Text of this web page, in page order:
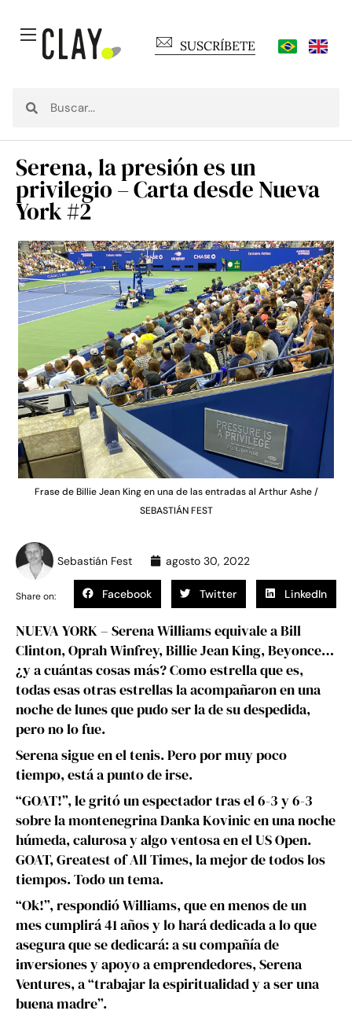
SUSCRÍBETE
Serena, la presión es un
privilegio – Carta desde Nueva
York #2
Frase de Billie Jean King en una de las entradas al Arthur Ashe /
SEBASTIÁN FEST
Sebastián Fest agosto 30, 2022
Share on: Facebook Twitter LinkedIn
NUEVA YORK – Serena Williams equivale a Bill
Clinton, Oprah Winfrey, Billie Jean King, Beyonce…
¿y a cuántas cosas más? Como estrella que es,
todas esas otras estrellas la acompañaron en una
noche de lunes que pudo ser la de su despedida,
pero no lo fue.
Serena sigue en el tenis. Pero por muy poco
tiempo, está a punto de irse.
“GOAT!”, le gritó un espectador tras el 6-3 y 6-3
sobre la montenegrina Danka Kovinic en una noche
húmeda, calurosa y algo ventosa en el US Open.
GOAT, Greatest of All Times, la mejor de todos los
tiempos. Todo un tema.
“Ok!”, respondió Williams, que en menos de un
mes cumplirá 41 años y lo hará dedicada a lo que
asegura que se dedicará: a su compañía de
inversiones y apoyo a emprendedores, Serena
Ventures, a “trabajar la espiritualidad y a ser una
buena madre”.